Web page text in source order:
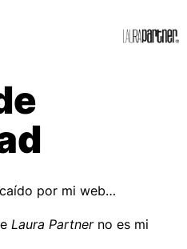
por mi web…
Laura Partnerno es mi